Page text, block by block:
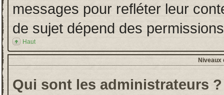
messages pour refléter leur
de sujet dépend des
Haut
Niveaux
Qui sont les administrateurs ?